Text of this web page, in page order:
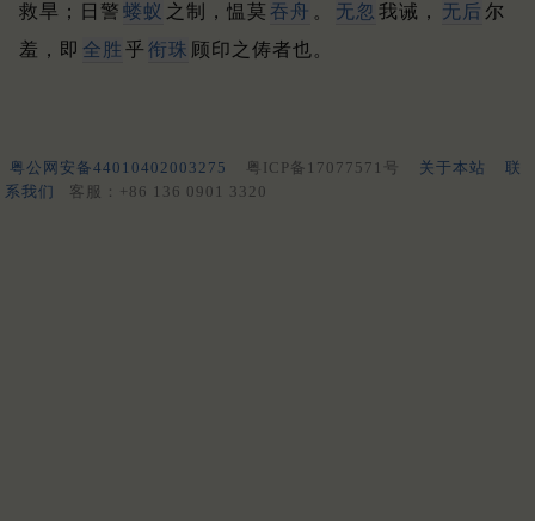
救旱；
日警 蝼蚁 之制，愠莫 吞舟 。 无忽 我诫， 无后 尔
羞，即 全胜 乎 衔珠 顾印之俦者也。
粤公网安备44010402003275 粤ICP备17077571号 关于本站
联
系我们
客服：+86 136 0901 3320